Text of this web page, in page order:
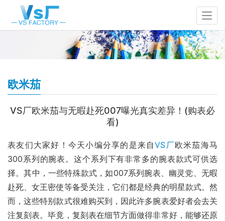
欧米茄
VS厂欧米茄与无暇赴死007曝光真实差异！(购表必
看)
表友们大家好！今天小编分享的是来自VS厂欧米茄海马
300系列的腕表。这个系列下有非常多的腕表款式可供选
择。其中，一些特殊款式，如007系列腕表、幽灵党、无暇
赴死、女王密使等备受关注，它们都是经典的明星款式。然
而，这些特别款式很难购买到，因此许多腕表爱好者会去关
注复刻表。毕竟，复刻表在细节方面做得非常好，能够还原